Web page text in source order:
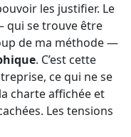
les justifier. Le
qui se trouve être
de ma méthode —
. C’est cette
ce qui ne se
charte affichée et
Les tensions